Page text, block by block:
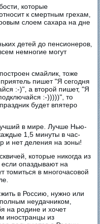
которые
к смертным грехам,
слоем сахара на дне
детей до пенсионеров,
немногие могут
смайлик, тоже
пишет "Я сегодня
:-)", а второй пишет, "Я
:-)))))", то
будет впятеро
в мире. Лучше Нью-
1,5 минуты в час-
и нет деления на зоны!
которые никогда из
опаздывают на
томиться в многочасовой
в Россию, нужно или
неудачником,
на родине и хочет
иностранцы из